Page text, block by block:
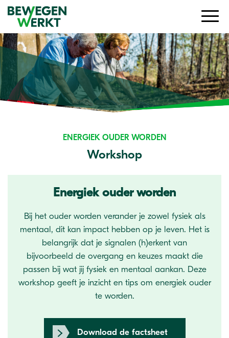
ENERGIEK OUDER WORDEN
Workshop
Energiek ouder worden
Bij het ouder worden verander je zowel fysiek als
mentaal, dit kan impact hebben op je leven. Het is
belangrijk dat je signalen (h)erkent van
bijvoorbeeld de overgang en keuzes maakt die
passen bij wat jij fysiek en mentaal aankan. Deze
workshop geeft je inzicht en tips om energiek ouder
te worden.
Download de factsheet